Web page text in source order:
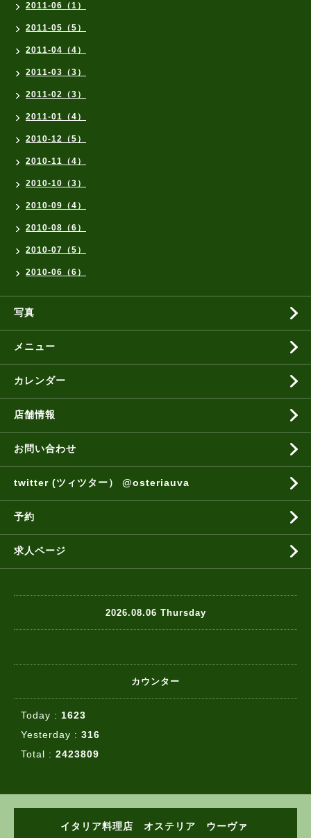
2011-06（1）
2011-05（5）
2011-04（4）
2011-03（3）
2011-02（3）
2011-01（4）
2010-12（5）
2010-11（4）
2010-10（3）
2010-09（4）
2010-08（6）
2010-07（5）
2010-06（6）
写真
メニュー
カレンダー
店舗情報
お問い合わせ
twitter (ツィツター） @osteriauva
予約
求人ページ
2026.08.06 Thursday
カウンター
Today : 1623
Yesterday : 316
Total : 2423809
イタリア料理店 オステリア ウーヴァ